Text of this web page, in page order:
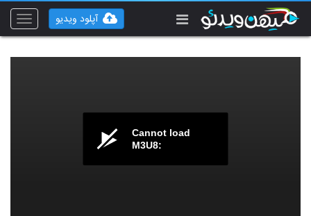
Toggle
آپلود ویدیو
Cannot load
M3U8: